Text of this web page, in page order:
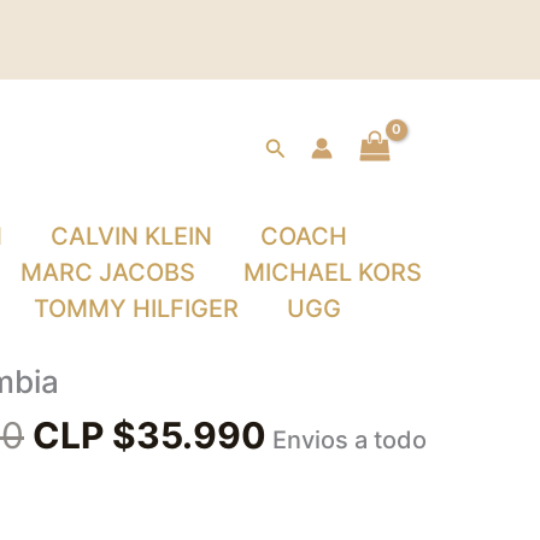
Buscar
CALVIN KLEIN
COACH
MARC JACOBS
MICHAEL KORS
TOMMY HILFIGER
UGG
El
precio
original
CLP $35.990precio
actual
Envios a todo